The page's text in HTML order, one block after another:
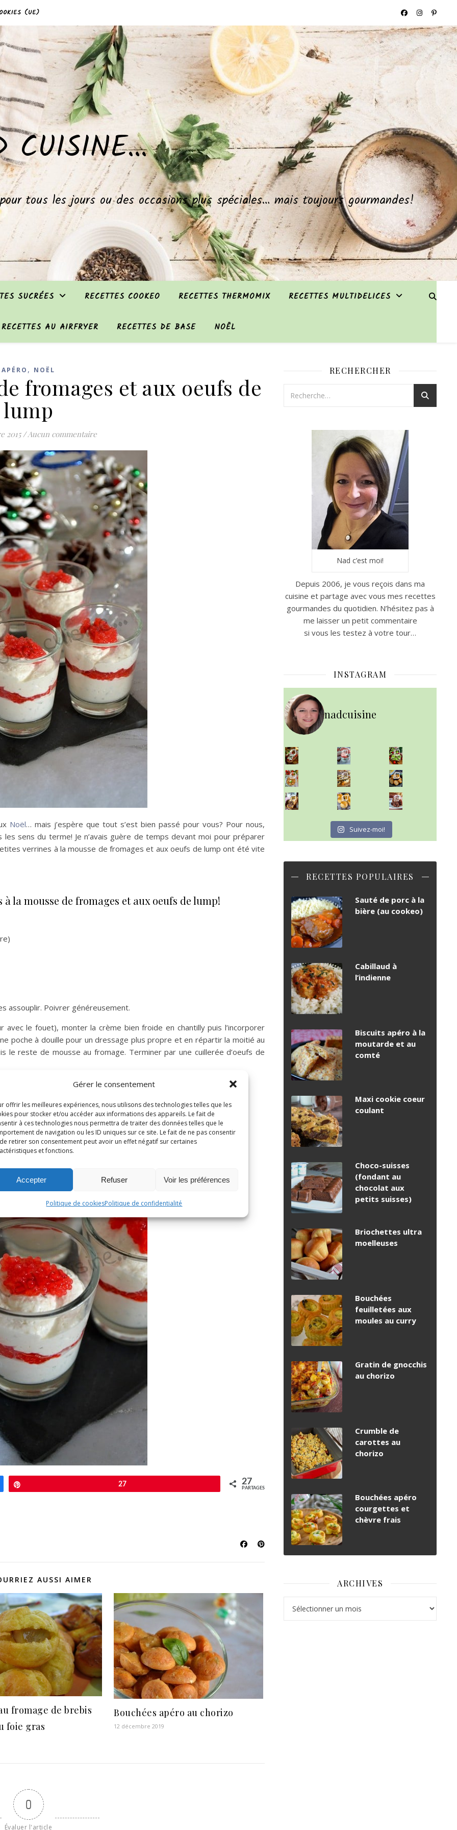
Gérer le consentement
offrir les meilleures expériences, nous utilisons des technologies telles que les
pour stocker et/ou accéder aux informations des appareils. Le fait de
à ces technologies nous permettra de traiter des données telles que le
de navigation ou les ID uniques sur ce site. Le fait de ne pas consentir
retirer son consentement peut avoir un effet négatif sur certaines
et fonctions.
Accepter Refuser Voir les préférences
Politique de cookiesPolitique de confidentialité
(UE)
CUISINE…
tous les jours ou des occasions plus spéciales… mais toujours gourmandes!
SUCRÉES RECETTES COOKEO RECETTES THERMOMIX RECETTES MULTIDELICES
RECETTES AU AIRFRYER RECETTES DE BASE NOËL
APÉRO , NOËL
fromages et aux oeufs de
lump
2015 /Aucun commentaire
Noël… mais j’espère que tout s’est bien passé pour vous? Pour nous,
sens du terme! Je n’avais guère de temps devant moi pour préparer
verrines à la mousse de fromages et aux oeufs de lump ont été vite
la mousse de fromages et aux oeufs de lump!
assouplir. Poivrer généreusement.
le fouet), monter la crème bien froide en chantilly puis l’incorporer
poche à douille pour un dressage plus propre et en répartir la moitié au
le reste de mousse au fromage. Terminer par une cuillerée d’oeufs de
27 27
PARTAGES
AUSSI AIMER
fromage de brebis
foie gras
Bouchées apéro au chorizo
12 décembre 2019
0
Évaluer l'article
RECHERCHER
Nad c’est moi!
Depuis 2006, je vous reçois dans ma
cuisine et partage avec vous mes recettes
gourmandes du quotidien. N’hésitez pas à
me laisser un petit commentaire
si vous les testez à votre tour…
INSTAGRAM
nadcuisine
~ NICE CREAM À LA FRAISE ~
Presque un mois que
~ SALADE DE PÂTES AUX DEUX TOMATES THON ET BURRA
~ FINANCIERS MYRTILLES ET CITRON ~
Aujourd'hu
~ BUNS MAISON ~
Un peu de boulange par ici au
~ GÂTEAU FONDANT CHOCO NOISETTE ~
C'est lundi
Suivez-moi!
RECETTES POPULAIRES
Sauté de porc à la
bière (au cookeo)
Cabillaud à
l’indienne
Biscuits apéro à la
moutarde et au
comté
Maxi cookie coeur
coulant
Choco-suisses
(fondant au
chocolat aux
petits suisses)
Briochettes ultra
moelleuses
Bouchées
feuilletées aux
moules au curry
Gratin de gnocchis
au chorizo
Crumble de
carottes au
chorizo
Bouchées apéro
courgettes et
chèvre frais
ARCHIVES